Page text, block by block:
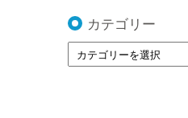
カテゴリー